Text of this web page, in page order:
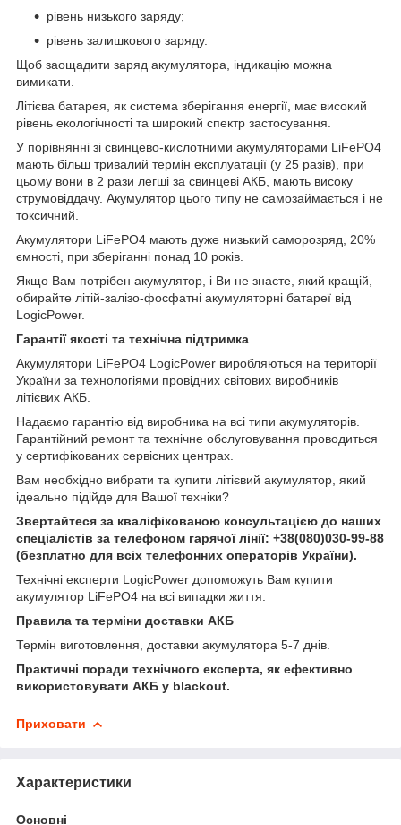
рівень низького заряду;
рівень залишкового заряду.
Щоб заощадити заряд акумулятора, індикацію можна
вимикати.
Літієва батарея, як система зберігання енергії, має високий
рівень екологічності та широкий спектр застосування.
У порівнянні зі свинцево-кислотними акумуляторами LiFePO4
мають більш тривалий термін експлуатації (у 25 разів), при
цьому вони в 2 рази легші за свинцеві АКБ, мають високу
струмовіддачу. Акумулятор цього типу не самозаймається і не
токсичний.
Акумулятори LiFePO4 мають дуже низький саморозряд, 20%
ємності, при зберіганні понад 10 років.
Якщо Вам потрібен акумулятор, і Ви не знаєте, який кращій,
обирайте літій-залізо-фосфатні акумуляторні батареї від
LogicPower.
Гарантії якості та технічна підтримка
Акумулятори LiFePO4 LogicPower виробляються на території
України за технологіями провідних світових виробників
літієвих АКБ.
Надаємо гарантію від виробника на всі типи акумуляторів.
Гарантійний ремонт та технічне обслуговування проводиться
у сертифікованих сервісних центрах.
Вам необхідно вибрати та купити літієвий акумулятор, який
ідеально підійде для Вашої техніки?
Звертайтеся за кваліфікованою консультацією до наших
спеціалістів за телефоном гарячої лінії: +38(080)030-99-88
(безплатно для всіх телефонних операторів України).
Технічні експерти LogicPower допоможуть Вам купити
акумулятор LiFePO4 на всі випадки життя.
Правила та терміни доставки АКБ
Термін виготовлення, доставки акумулятора 5-7 днів.
Практичні поради технічного експерта, як ефективно
використовувати АКБ у blackout.
Приховати
Характеристики
Основні